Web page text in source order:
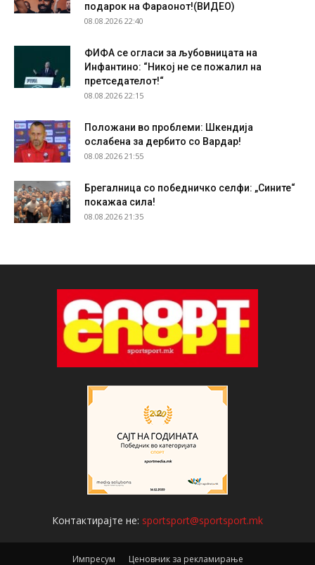
подарок на Фараонот!(ВИДЕО)
08.08.2026 22:40
ФИФА се огласи за љубовницата на
Инфантино: “Никој не се пожалил на
претседателот!“
08.08.2026 22:15
Положани во проблеми: Шкендија
ослабена за дербито со Вардар!
08.08.2026 21:55
Брегалница со победничко селфи: „Сините“
покажаа сила!
08.08.2026 21:35
Контактирајте не: sportsport@sportsport.mk
Импресум Ценовник за рекламирање